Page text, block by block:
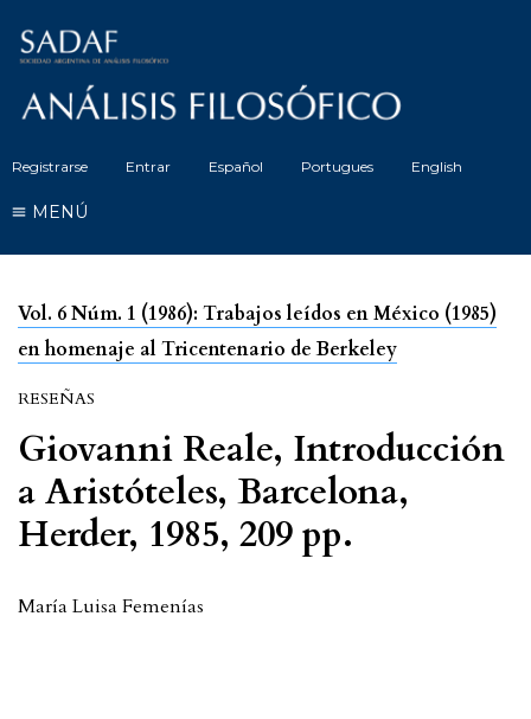
Registrarse Entrar Español Portugues English
MENÚ
Vol. 6 Núm. 1 (1986): Trabajos leídos en México (1985)
en homenaje al Tricentenario de Berkeley
RESEÑAS
Giovanni Reale, Introducción
a Aristóteles, Barcelona,
Herder, 1985, 209 pp.
María Luisa Femenías